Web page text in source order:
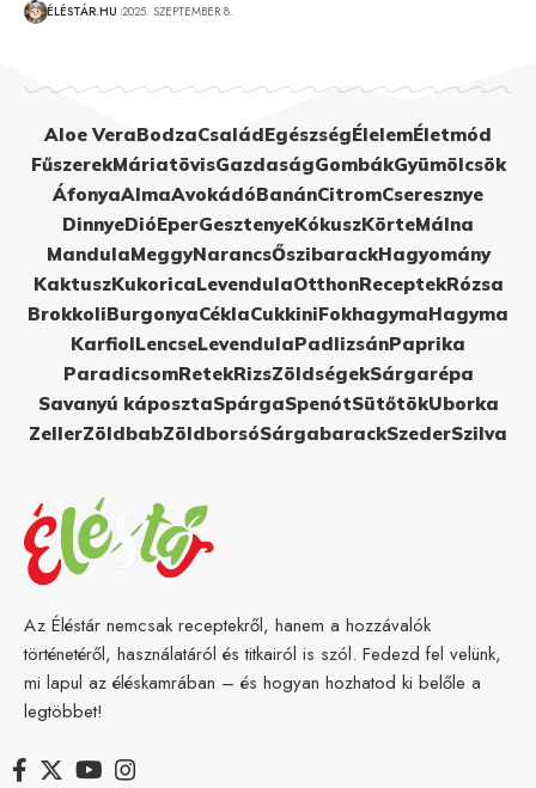
ÉLÉSTÁR.HU 2025. SZEPTEMBER 8.
Aloe VeraBodzaCsaládEgészségÉlelemÉletmód
FűszerekMáriatövisGazdaságGombákGyümölcsök
ÁfonyaAlmaAvokádóBanánCitromCseresznye
DinnyeDióEperGesztenyeKókuszKörteMálna
MandulaMeggyNarancsŐszibarackHagyomány
KaktuszKukoricaLevendulaOtthonReceptekRózsa
BrokkoliBurgonyaCéklaCukkiniFokhagymaHagyma
KarfiolLencseLevendulaPadlizsánPaprika
ParadicsomRetekRizsZöldségekSárgarépa
Savanyú káposztaSpárgaSpenótSütőtökUborka
ZellerZöldbabZöldborsóSárgabarackSzederSzilva
Az Éléstár nemcsak receptekről, hanem a hozzávalók
történetéről, használatáról és titkairól is szól. Fedezd fel velünk,
mi lapul az éléskamrában – és hogyan hozhatod ki belőle a
legtöbbet!